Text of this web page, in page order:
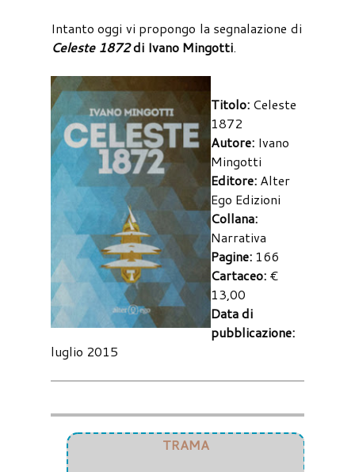
Intanto oggi vi propongo la segnalazione di
Celeste 1872di Ivano Mingotti.
Titolo: Celeste
1872
Autore: Ivano
Mingotti
Editore: Alter
Ego Edizioni
Collana:
Narrativa
Pagine: 166
Cartaceo: €
13,00
Data di
pubblicazione:
luglio 2015
TRAMA